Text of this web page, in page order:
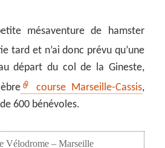
mésaventure de hamster
tard et n’ai donc prévu qu’une
départ du col de la Gineste,
course Marseille-Cassis,
600 bénévoles.
Vélodrome – Marseille